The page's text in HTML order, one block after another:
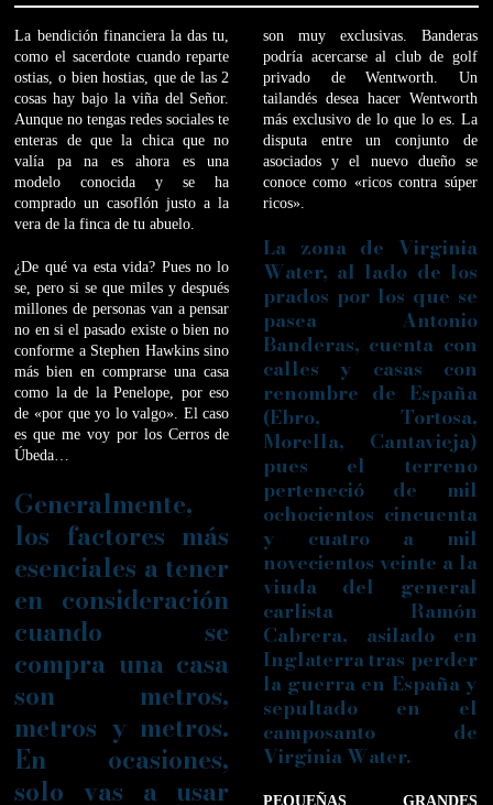
La bendición financiera la das tu,
como el sacerdote cuando reparte
ostias, o bien hostias, que de las 2
cosas hay bajo la viña del Señor.
Aunque no tengas redes sociales te
enteras de que la chica que no
valía pa na es ahora es una
modelo conocida y se ha
comprado un casoflón justo a la
vera de la finca de tu abuelo.
¿De qué va esta vida? Pues no lo
se, pero si se que miles y después
millones de personas van a pensar
no en si el pasado existe o bien no
conforme a Stephen Hawkins sino
más bien en comprarse una casa
como la de la Penelope, por eso
de «por que yo lo valgo». El caso
es que me voy por los Cerros de
Úbeda…
Generalmente,
los factores más
esenciales a tener
en consideración
cuando se
compra una casa
son metros,
metros y metros.
En ocasiones,
solo vas a usar
son muy exclusivas. Banderas
podría acercarse al club de golf
privado de Wentworth. Un
tailandés desea hacer Wentworth
más exclusivo de lo que lo es. La
disputa entre un conjunto de
asociados y el nuevo dueño se
conoce como «ricos contra súper
ricos».
La zona de Virginia
Water, al lado de los
prados por los que se
pasea Antonio
Banderas, cuenta con
calles y casas con
renombre de España
(Ebro, Tortosa,
Morella, Cantavieja)
pues el terreno
perteneció de mil
ochocientos cincuenta
y cuatro a mil
novecientos veinte a la
viuda del general
carlista Ramón
Cabrera, asilado en
Inglaterra tras perder
la guerra en España y
sepultado en el
camposanto de
Virginia Water.
PEQUEÑAS GRANDES